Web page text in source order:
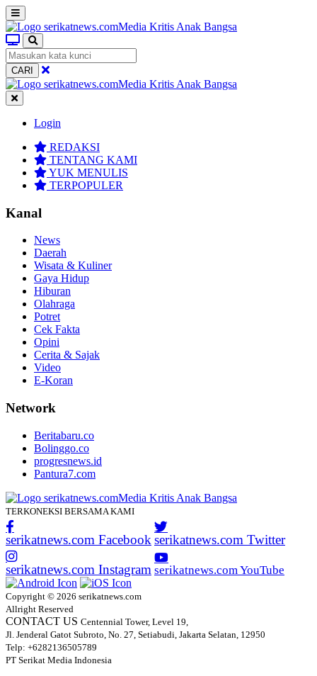
CARI
Login
REDAKSI
TENTANG KAMI
YUK MENULIS
TERPOPULER
Kanal
News
Daerah
Wisata & Kuliner
Gaya Hidup
Hiburan
Olahraga
Potret
Cek Fakta
Opini
Cerita & Sajak
Video
E-Koran
Network
Beritabaru.co
Bolinggo.co
progresnews.id
Pantura7.com
TERKONEKSI BERSAMA KAMI
serikatnews.com Facebook serikatnews.com Twitter
serikatnews.com Instagram serikatnews.com YouTube
Copyright © 2026 serikatnews.com
Allright Reserved
CONTACT US Centennial Tower, Level 19,
Jl. Jenderal Gatot Subroto, No. 27, Setiabudi, Jakarta Selatan, 12950
Telp: +6282136505789
PT Serikat Media Indonesia